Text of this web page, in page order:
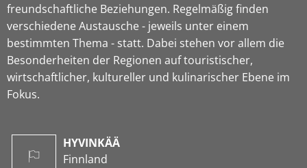
freundschaftliche Beziehungen. Regelmäßig finden
verschiedene Austausche - jeweils unter einem
bestimmten Thema - statt. Dabei stehen vor allem die
Besonderheiten der Regionen auf touristischer,
wirtschaftlicher, kultureller und kulinarischer Ebene im
Fokus.
HYVINKÄÄ
Finnland